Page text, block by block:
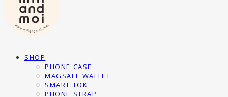
SHOP
PHONE CASE
MAGSAFE WALLET
SMART TOK
PHONE STRAP